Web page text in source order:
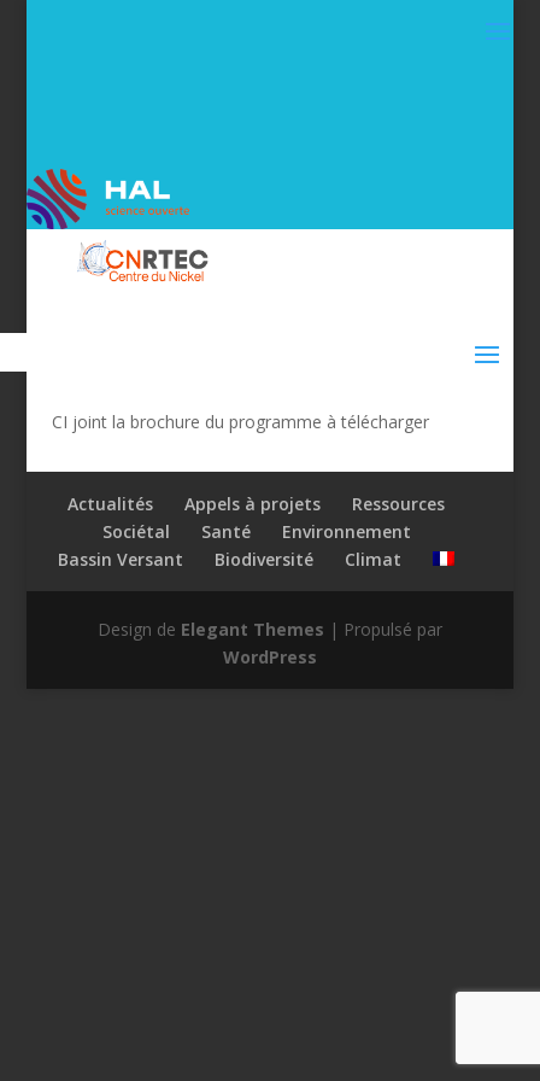
CI joint la brochure du programme à télécharger
Actualités Appels à projets
Ressources
Sociétal
Santé
Environnement
Bassin Versant
Biodiversité Climat
Design de Elegant Themes | Propulsé par
WordPress